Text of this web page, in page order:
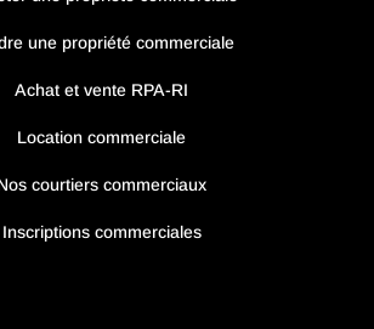
une propriété commerciale
Achat et vente RPA-RI
Location commerciale
courtiers commerciaux
Inscriptions commerciales